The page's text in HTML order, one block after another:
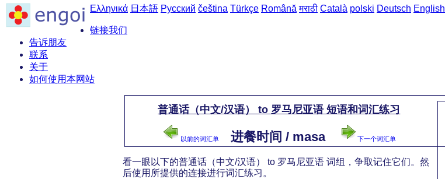
Ελληνικά 日本語 Русский čeština Türkçe Română मराठी Català polski Deutsch English
链接我们
告诉朋友
联系
关于
如何使用本网站
普通话（中文/汉语） to 罗马尼亚语 短语和词汇练习
以前的词汇单 进餐时间 / masa 下一个词汇单
看一眼以下的普通话（中文/汉语） to 罗马尼亚语 词组，争取记住它们。然
后使用所提供的连接进行词汇练习。